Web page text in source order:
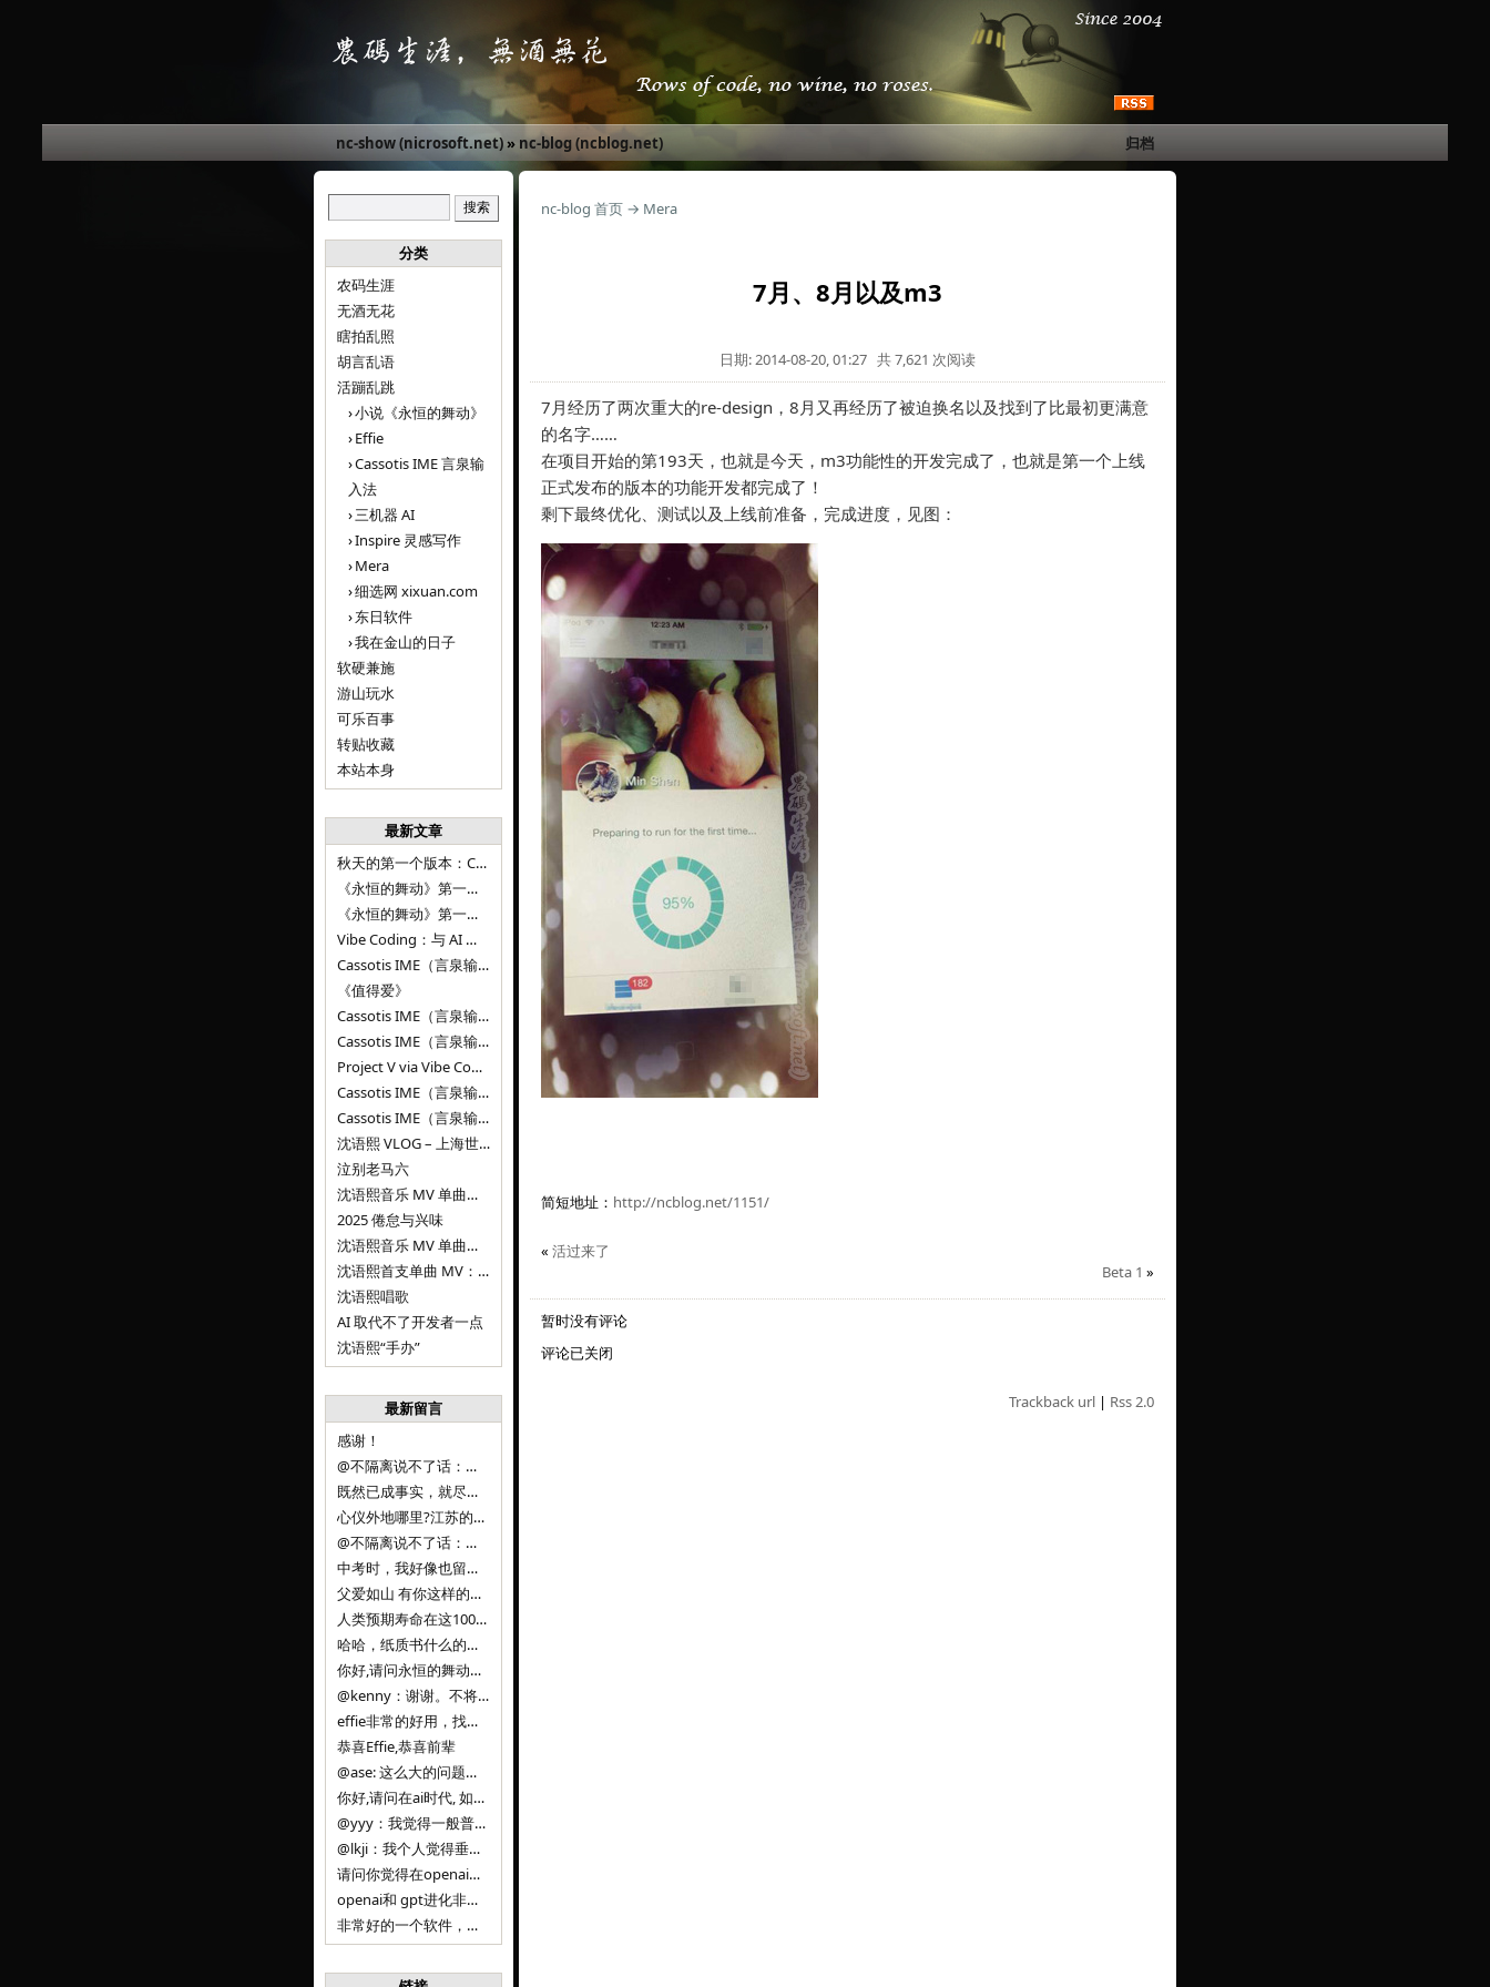
nc-show (nicrosoft.net)» nc-blog (ncblog.net) 归档
分类
农码生涯
无酒无花
瞎拍乱照
胡言乱语
活蹦乱跳
小说《永恒的舞动》
Effie
Cassotis IME 言泉输
入法
三机器 AI
Inspire 灵感写作
Mera
细选网 xixuan.com
东日软件
我在金山的日子
软硬兼施
游山玩水
可乐百事
转贴收藏
本站本身
最新文章
秋天的第一个版本：Cassotis IME（言泉输入法）v1.12.0
《永恒的舞动》第一百二十八章
《永恒的舞动》第一百二十七章
Vibe Coding：与 AI 并肩进步——言泉输入法 v0.4.1
Cassotis IME（言泉输入法）v0.3.1
《值得爱》
Cassotis IME（言泉输入法）v0.2.0
Cassotis IME（言泉输入法）v0.1.0
Project V via Vibe Coding
Cassotis IME（言泉输入法）阶段二
Cassotis IME（言泉输入法）
沈语熙 VLOG – 上海世博文化公园双子山
泣别老马六
沈语熙音乐 MV 单曲第三弹：代码与白T恤
2025 倦怠与兴味
沈语熙音乐 MV 单曲第二弹：优雅时间
沈语熙首支单曲 MV：告别的倒影
沈语熙唱歌
AI 取代不了开发者一点
沈语熙“手办”
最新留言
感谢！
@不隔离说不了话：浙江的
既然已成事实，就尽量接受了。 事情未能如愿已是不幸，没必要为此反复纠结来进行不必要的自我惩罚。 之前问过家里的小朋友是否想学编
心仪外地哪里?江苏的？顺其自然，全面发展才是。
@不隔离说不了话：确实，一晃三年。
中考时，我好像也留言过的，可乐好像和我们考得差不多。 一晃三年，我们江苏24年，物化生612分，女孩。 其实高考只是长跑的
父爱如山 有你这样的父亲做后盾，可乐未来的路一定会走得踏实又精彩
人类预期寿命在这100年，每2-3年增长一岁，到你们这一代大概率能到100岁，46岁还是正当年,可能不是八九点中的太阳了，但还是1
哈哈，纸质书什么的目前没有打算和计划，微信读书我不太熟悉，研究看看。目前，我只发在自己博客和起点上。关于小说内容方面，谢谢你的建议
你好,请问永恒的舞动什么时候可以出版纸质书,或者登陆微信读书.另外小说内容能不能更大气一些,不要只是局限于与一对男女的爱情和ai安
@kenny：谢谢。不将GIF显示为动图，主要是考虑到Effie本身的“极简、无干扰”的设计哲学，动图无疑是“干扰”之一。
effie非常的好用，找了很多年，终于找到这款，已经推荐给身边不少朋友使用和付费。有个小建议，文档里面是否可以增加gif的动图显示
恭喜Effie,恭喜前辈
@ase: 这么大的问题，我觉得我并没有答案。又或者说，每个人（公司）有自己的答案。
你好,请问在ai时代, 如何做软件. 是像以前那样,先构建软件的功能界面和服务,比如Office,嘀嘀打车,airbnb那样的界面
@yyy：我觉得一般普通人（非技术类以及非AI专业领域的人）会接触到的大语言模型肯定是大厂的超级模型。开源模型以后会更多被用在垂直
@lkji：我个人觉得垂直模型会自成一条发展线路的。AI 落地实际应用，一定还是垂直领域会更多。只是，垂直领域每个领域都不大，所以
请问你觉得在openai大语言模型一日千里的情况下，人们还需要去了解学习理解使用开源模型吗，还是说只需要使用openai的大语言模
openai和 gpt进化非常快， 还有垂直模型的机会吗
非常好的一个软件，恭喜。
nc-blog 首页 → Mera
7月、8月以及m3
日期: 2014-08-20, 01:27 共 7,621 次阅读
7月经历了两次重大的re-design，8月又再经历了被迫换名以及找到了比最初更满意
的名字……
在项目开始的第193天，也就是今天，m3功能性的开发完成了，也就是第一个上线
正式发布的版本的功能开发都完成了！
剩下最终优化、测试以及上线前准备，完成进度，见图：
简短地址： http://ncblog.net/1151/
« 活过来了
Beta 1 »
暂时没有评论
评论已关闭
Trackback url | Rss 2.0